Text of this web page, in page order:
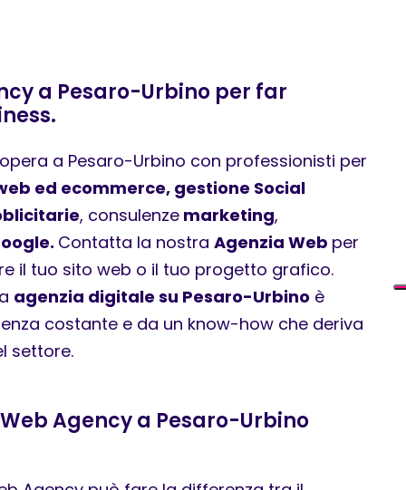
a Pesaro-Urbino per far
a Pesaro-Urbino con professionisti per
ed ecommerce, gestione Social
, consulenze marketing,
Contatta la nostra Agenzia Web per
il tuo sito web o il tuo progetto grafico.
agenzia digitale su Pesaro-Urbino è
costante e da un know-how che deriva
settore.
Agency a Pesaro-Urbino